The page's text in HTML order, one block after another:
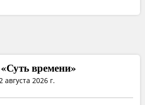
«Суть времени»
2026 г.